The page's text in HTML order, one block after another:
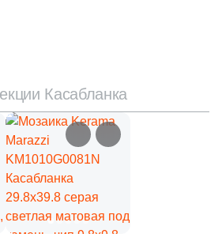
Касабланка